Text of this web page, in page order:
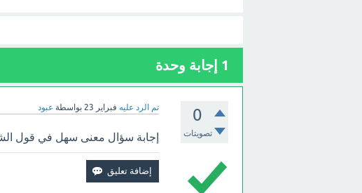
1 إجابة وحدة
0
تصويتات
تم الرد عليه فبراير 23 بواسطة عبود
إجابة سؤال معنى سهل في قول